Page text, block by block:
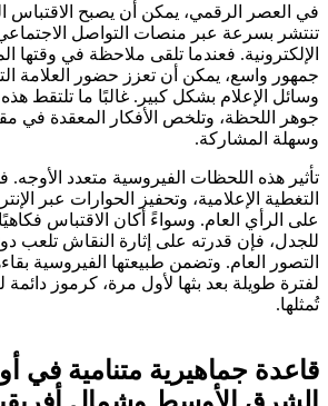
في العصر الرقمي، يمكن أن يصبح الاقتباس
تنتشر بسرعة عبر منصات التواصل
الإلكترونية. فعندما تلقى ملاحظة في
جمهور واسع، يمكن أن تعزز حضور العلامة
وسائل الإعلام بشكل كبير. غالبًا ما تلتقط
جوهر اللحظة، وتلخص الأفكار المعقدة في
وسهلة المشاركة.
تأثير هذه اللحظات الفيروسية متعدد الأوجه.
التغطية الإعلامية، وتحفيز الحوارات عبر
على الرأي العام. وسواءً أكان الاقتباس فكاهيًا
للجدل، فإن قدرته على إثارة النقاش تلعب
التصور العام. وتضمن طبيعتها الفيروسية
لفترة طويلة بعد بثها لأول مرة، كرموز دائمة
تُمثلها.
قاعدة جماهيرية متنامية في